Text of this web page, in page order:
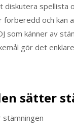
diskutera spellista
förberedd och kan
som känner av
gör det
sätter